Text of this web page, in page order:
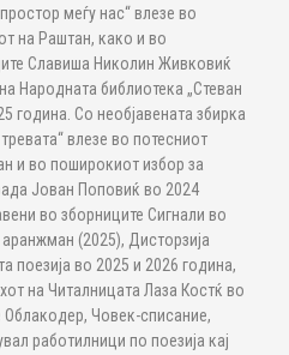
меѓу нас“ влезе во
на Раштан, како и во
Славиша Николин Живковиќ
Народната библиотека „Стеван
година. Со необјавената збирка
влезе во потесниот
и во поширокиот избор за
Јован Поповиќ во 2024
во зборниците Сигнали во
(2025), Дисторзија
поезија во 2025 и 2026 година,
на Читалницата Лаза Костќ во
Човек-списание,
работилници по поезија кај